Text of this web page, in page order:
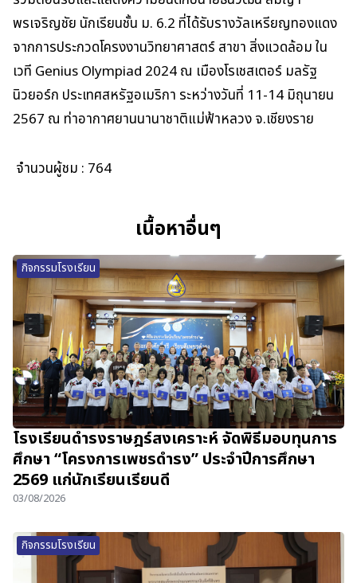
พรเจริญชัย นักเรียนชั้น ม. 6.2 ที่ได้รับรางวัลเหรียญทองแดง
จากการประกวดโครงงานวิทยาศาสตร์ สาขา สิ่งแวดล้อม ใน
เวที Genius Olympiad 2024 ณ เมืองโรเชสเตอร์ มลรัฐ
นิวยอร์ก ประเทศสหรัฐอเมริกา ระหว่างวันที่ 11-14 มิถุนายน
2567 ณ ท่าอากาศยานนานาชาติแม่ฟ้าหลวง จ.เชียงราย
จำนวนผู้ชม : 764
เนื้อหาอื่นๆ
กิจกรรมโรงเรียน
โรงเรียนดำรงราษฎร์สงเคราะห์ จัดพิธีมอบทุนการ
ศึกษา “โครงการเพชรดำรง” ประจำปีการศึกษา
2569 แก่นักเรียนเรียนดี
03/08/2026
กิจกรรมโรงเรียน